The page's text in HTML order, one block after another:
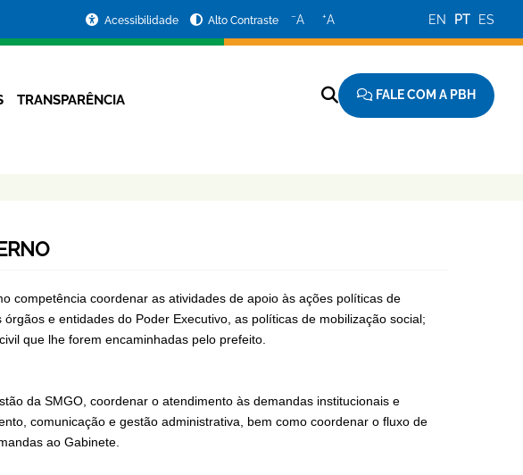
Acessibilidade Alto Contraste −A +A EN PT ES
TRANSPARÊNCIA FALE COM A PBH
competência coordenar as atividades de apoio às ações políticas de
e entidades do Poder Executivo, as políticas de mobilização social;
que lhe forem encaminhadas pelo prefeito.
da SMGO, coordenar o atendimento às demandas institucionais e
comunicação e gestão administrativa, bem como coordenar o fluxo de
ao Gabinete.